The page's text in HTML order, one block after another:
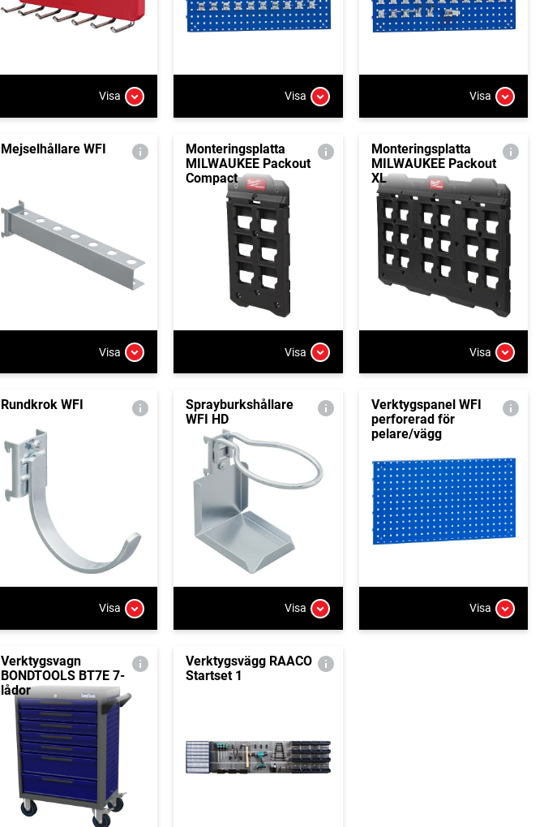
Visa Visa Visa
Mejselhållare WFI
Visa
Monteringsplatta
MILWAUKEE Packout
Compact
Visa
Monteringsplatta
MILWAUKEE Packout
XL
Visa
Rundkrok WFI
Visa
Sprayburkshållare
WFI HD
Visa
Verktygspanel WFI
perforerad för
pelare/vägg
Visa
Verktygsvagn
BONDTOOLS BT7E 7-
lådor
Verktygsvägg RAACO
Startset 1